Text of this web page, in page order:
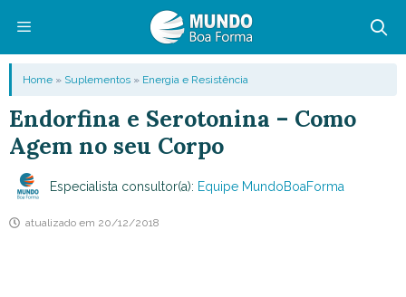
conteúdo
Menu
Home » Suplementos » Energia e Resistência
Endorfina e Serotonina – Como
Agem no seu Corpo
Especialista consultor(a): Equipe MundoBoaForma
atualizado em 20/12/2018